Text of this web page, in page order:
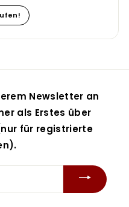
Newsletter an
als Erstes über
für registrierte